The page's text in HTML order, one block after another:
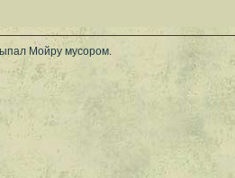
Мойру мусором.